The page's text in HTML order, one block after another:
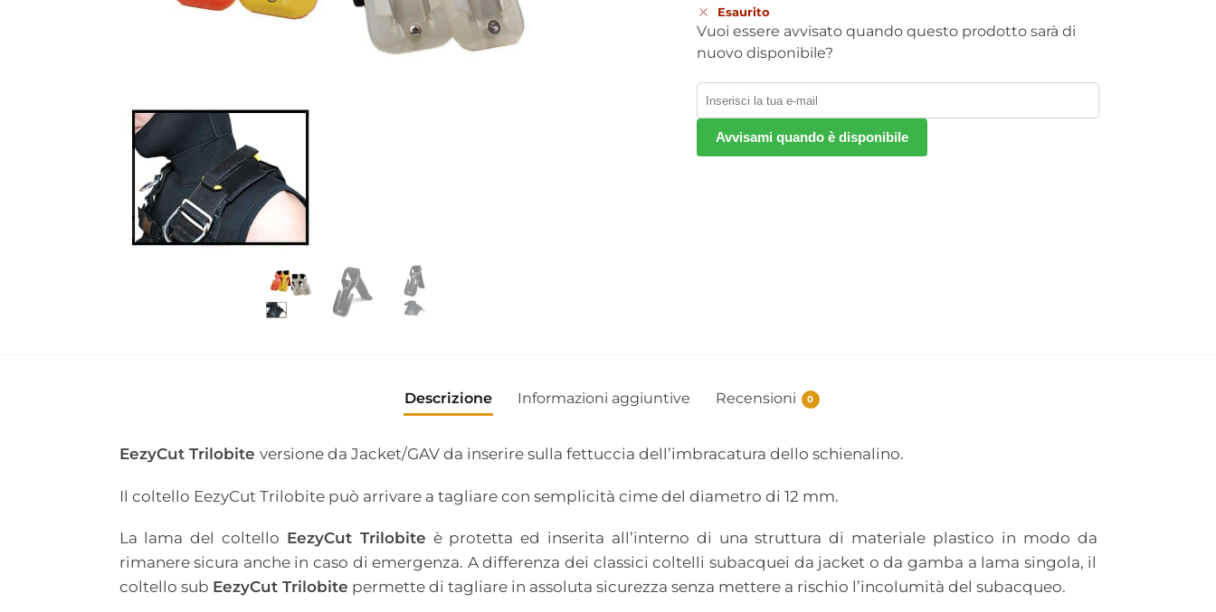
Esaurito
Vuoi essere avvisato quando questo prodotto sarà di
nuovo disponibile?
Avvisami quando è disponibile
Descrizione Informazioni aggiuntive Recensioni 0
EezyCut Trilobite versione da Jacket/GAV da inserire sulla fettuccia dell’imbracatura dello schienalino.
Il coltello EezyCut Trilobite può arrivare a tagliare con semplicità cime del diametro di 12 mm.
La lama del coltello EezyCut Trilobite è protetta ed inserita all’interno di una struttura di materiale plastico in modo da
rimanere sicura anche in caso di emergenza. A differenza dei classici coltelli subacquei da jacket o da gamba a lama singola, il
coltello sub EezyCut Trilobite permette di tagliare in assoluta sicurezza senza mettere a rischio l’incolumità del subacqueo.